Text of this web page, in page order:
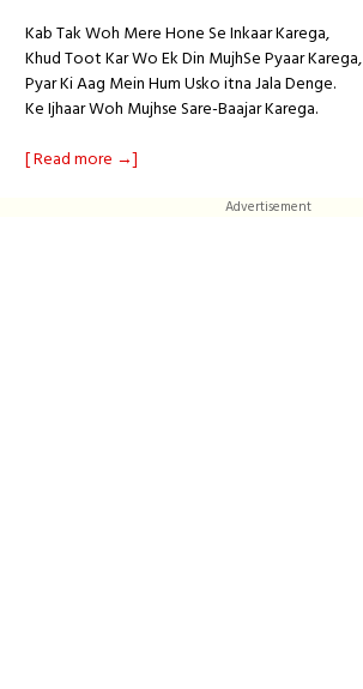
Kab Tak Woh Mere Hone Se Inkaar Karega,
Khud Toot Kar Wo Ek Din MujhSe Pyaar Karega,
Pyar Ki Aag Mein Hum Usko itna Jala Denge.
Ke Ijhaar Woh Mujhse Sare-Baajar Karega.
[ Read more →]
Advertisement